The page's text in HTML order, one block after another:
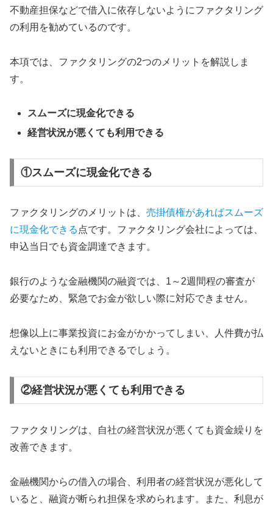
不動産担保などで借入に依存しないようにファクタリング
の利用を勧めているのです。
本項では、ファクタリングの2つのメリットを解説しま
す。
スムーズに現金化できる
経営状況が悪くても利用できる
①スムーズに現金化できる
ファクタリングのメリットは、 売掛債権があればスムーズ
に現金化できる 点です。ファクタリング会社によっては、
申込当日でも資金調達できます。
銀行のような金融機関の融資では、1～2週間程の審査が
必要なため、緊急でお金が欲しい際に対応できません。
想像以上に事業投資にお金がかかってしまい、人件費が払
えないときにも利用できるでしょう。
②経営状況が悪くても利用できる
ファクタリングは、自社の経営状況が悪くても資金繰りを
改善できます。
金融機関からの借入の場合、利用者の経営状況が悪化して
いると、融資が断られ担保を求められます。また、利息が